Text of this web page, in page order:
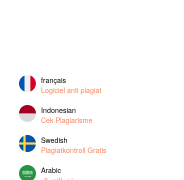
français
Logiciel anti plagiat
Indonesian
Cek Plagiarisme
Swedish
Plagiatkontroll Gratis
Arabic